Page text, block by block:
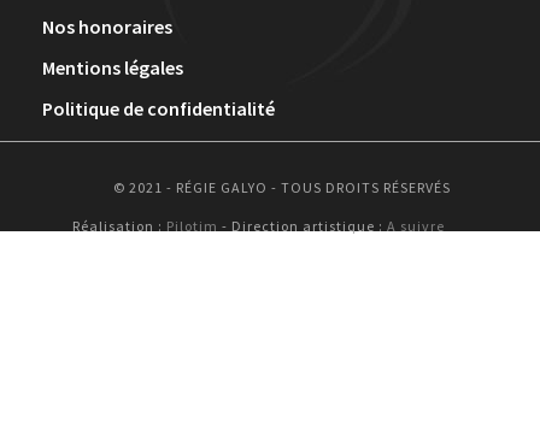
Nos honoraires
Mentions légales
Politique de confidentialité
© 2021 - RÉGIE GALYO - TOUS DROITS RÉSERVÉS
Réalisation : Pilotim - Direction artistique : A suivre